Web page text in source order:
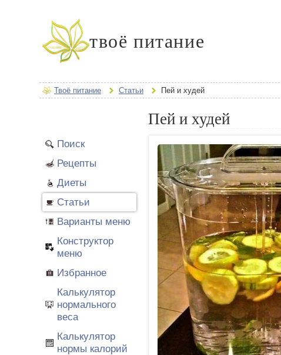
твоё питание
Твоё питание Статьи Пей и худей
Поиск
Рецепты
Диеты
Статьи
Варианты меню
Конструктор
меню
Избранное
Калькулятор
нормального
веса
Калькулятор
нормы калорий
Пей и худей